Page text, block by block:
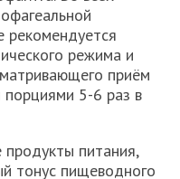
рекомендуется
режима и
приём
5-6 раз в
питания,
тонус пищеводного